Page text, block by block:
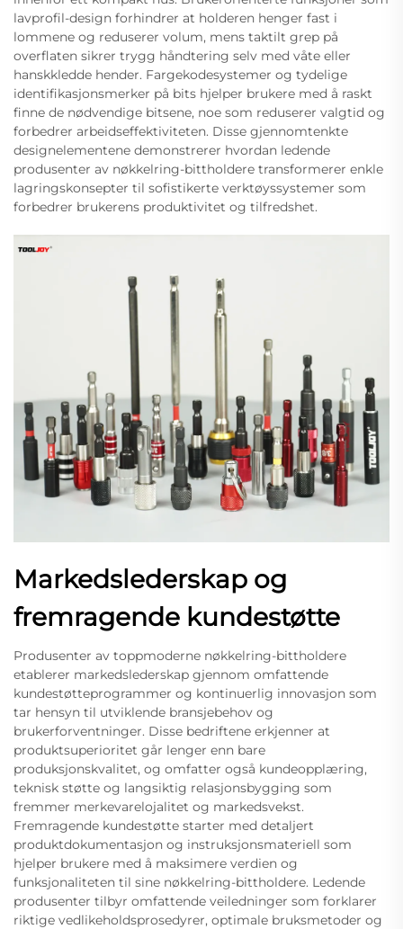
lavprofil-design forhindrer at holderen henger fast i
lommene og reduserer volum, mens taktilt grep på
overflaten sikrer trygg håndtering selv med våte eller
hanskkledde hender. Fargekodesystemer og tydelige
identifikasjonsmerker på bits hjelper brukere med å raskt
finne de nødvendige bitsene, noe som reduserer valgtid og
forbedrer arbeidseffektiviteten. Disse gjennomtenkte
designelementene demonstrerer hvordan ledende
produsenter av nøkkelring-bittholdere transformerer enkle
lagringskonsepter til sofistikerte verktøyssystemer som
forbedrer brukerens produktivitet og tilfredshet.
Markedslederskap og
fremragende kundestøtte
Produsenter av toppmoderne nøkkelring-bittholdere
etablerer markedslederskap gjennom omfattende
kundestøtteprogrammer og kontinuerlig innovasjon som
tar hensyn til utviklende bransjebehov og
brukerforventninger. Disse bedriftene erkjenner at
produktsuperioritet går lenger enn bare
produksjonskvalitet, og omfatter også kundeopplæring,
teknisk støtte og langsiktig relasjonsbygging som
fremmer merkevarelojalitet og markedsvekst.
Fremragende kundestøtte starter med detaljert
produktdokumentasjon og instruksjonsmateriell som
hjelper brukere med å maksimere verdien og
funksjonaliteten til sine nøkkelring-bittholdere. Ledende
produsenter tilbyr omfattende veiledninger som forklarer
riktige vedlikeholdsprosedyrer, optimale bruksmetoder og